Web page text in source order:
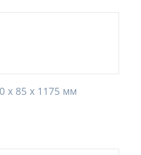
x 85 x 1175 мм